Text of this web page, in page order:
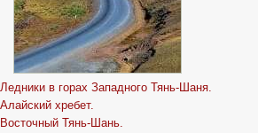
Ледники в горах Западного Тянь-Шаня.
Алайский хребет.
Восточный Тянь-Шань.